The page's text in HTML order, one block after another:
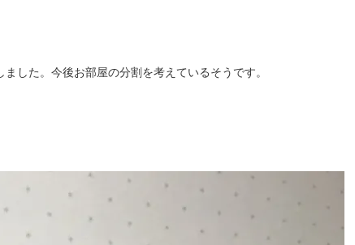
した。今後お部屋の分割を考えているそうです。